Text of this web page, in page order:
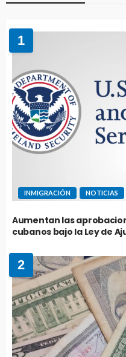
1
INMIGRACIÓN NOTICIAS
Aumentan las
cubanos bajo la Ley de
2